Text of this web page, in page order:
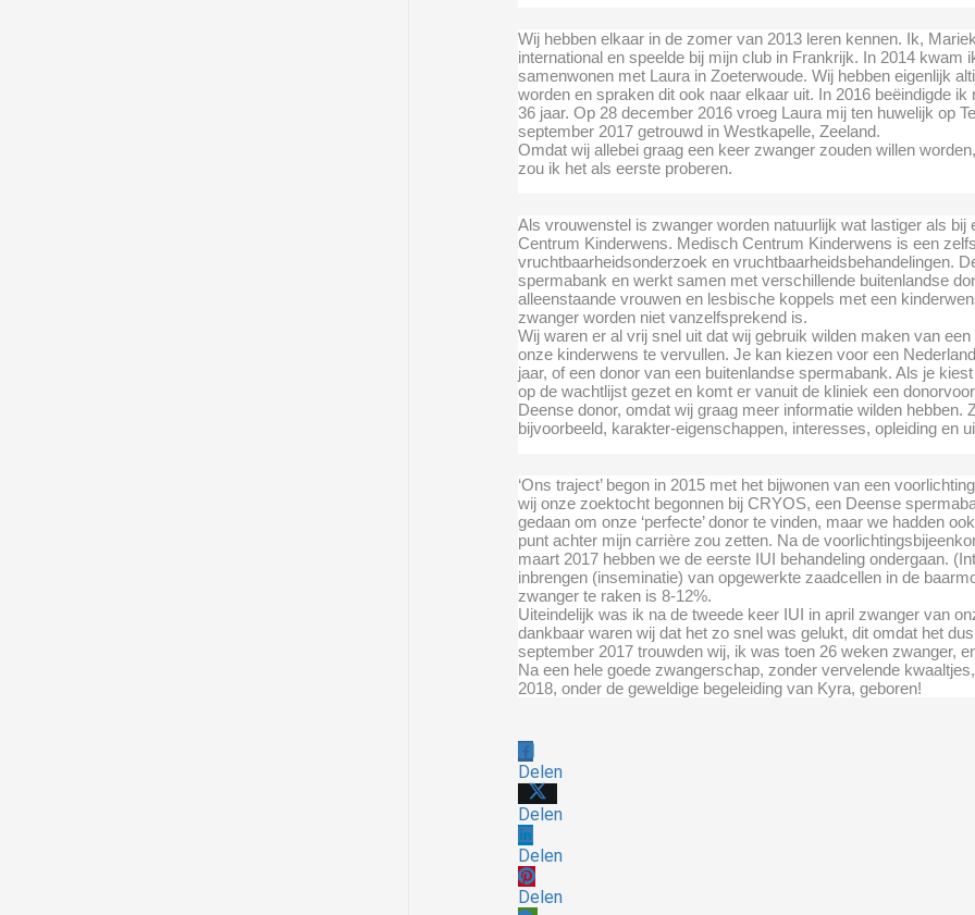
Wij hebben elkaar in de zomer van 2013 leren kennen. Ik,
international en speelde bij mijn club in Frankrijk. In 2014 kwam
samenwonen met Laura in Zoeterwoude. Wij hebben eigenlijk
worden en spraken dit ook naar elkaar uit. In 2016 beëindigde
36 jaar. Op 28 december 2016 vroeg Laura mij ten huwelijk op
september 2017 getrouwd in Westkapelle, Zeeland.
Omdat wij allebei graag een keer zwanger zouden willen
zou ik het als eerste proberen.
Als vrouwenstel is zwanger worden natuurlijk wat lastiger als
Centrum Kinderwens. Medisch Centrum Kinderwens is een
vruchtbaarheidsonderzoek en vruchtbaarheidsbehandelingen.
spermabank en werkt samen met verschillende buitenlandse
alleenstaande vrouwen en lesbische koppels met een
zwanger worden niet vanzelfsprekend is.
Wij waren er al vrij snel uit dat wij gebruik wilden maken van
onze kinderwens te vervullen. Je kan kiezen voor een
jaar, of een donor van een buitenlandse spermabank. Als je
op de wachtlijst gezet en komt er vanuit de kliniek een
Deense donor, omdat wij graag meer informatie wilden hebben.
bijvoorbeeld, karakter-eigenschappen, interesses, opleiding en
‘Ons traject’ begon in 2015 met het bijwonen van een
wij onze zoektocht begonnen bij CRYOS, een Deense
gedaan om onze ‘perfecte’ donor te vinden, maar we hadden
punt achter mijn carrière zou zetten. Na de
maart 2017 hebben we de eerste IUI behandeling ondergaan.
inbrengen (inseminatie) van opgewerkte zaadcellen in de
zwanger te raken is 8-12%.
Uiteindelijk was ik na de tweede keer IUI in april zwanger van
dankbaar waren wij dat het zo snel was gelukt, dit omdat het
september 2017 trouwden wij, ik was toen 26 weken zwanger,
Na een hele goede zwangerschap, zonder vervelende
2018, onder de geweldige begeleiding van Kyra, geboren!
Delen
Delen
Delen
Delen